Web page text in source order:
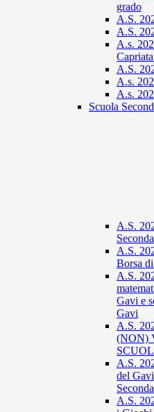
grado
A.S.
A.S.
A.s.
A.S.
A.s.
A.s.
Scuola
A.S.
A.S.
Borsa
A.S.
Gavi e
Gavi
A.S.
(NON)
A.S.
del
A.S.